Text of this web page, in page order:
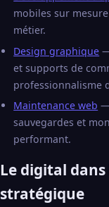
mobiles sur
métier.
Design graphique
et supports de
professionnalisme
Maintenance web —
sauvegardes et
performant.
Le digital
stratégique